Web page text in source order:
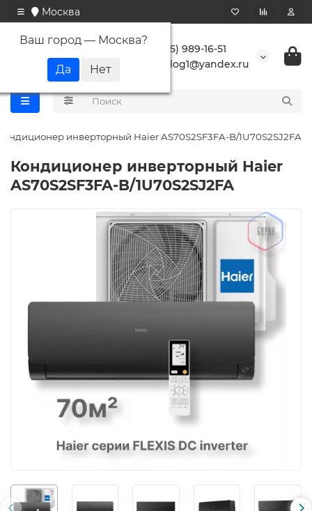
Москва
Ваш город — Москва?
+7 (495) 989-16-51
buranlog1@yandex.ru
инверторный Haier AS70S2SF3FA-B/1U70S2SJ2FA
Кондиционер инверторный Haier
AS70S2SF3FA-B/1U70S2SJ2FA